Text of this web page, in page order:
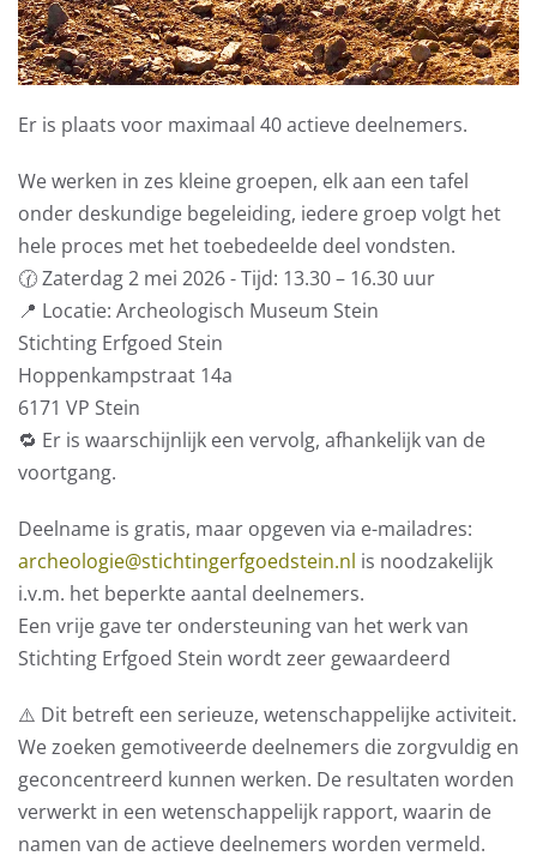
Er is plaats voor maximaal 40 actieve deelnemers.
We werken in zes kleine groepen, elk aan een tafel
onder deskundige begeleiding, iedere groep volgt het
hele proces met het toebedeelde deel vondsten.
🕜 Zaterdag 2 mei 2026 - Tijd: 13.30 – 16.30 uur
📍 Locatie: Archeologisch Museum Stein
Stichting Erfgoed Stein
Hoppenkampstraat 14a
6171 VP Stein
🔁 Er is waarschijnlijk een vervolg, afhankelijk van de
voortgang.
Deelname is gratis, maar opgeven via e-mailadres:
archeologie@stichtingerfgoedstein.nl is noodzakelijk
i.v.m. het beperkte aantal deelnemers.
Een vrije gave ter ondersteuning van het werk van
Stichting Erfgoed Stein wordt zeer gewaardeerd
⚠️ Dit betreft een serieuze, wetenschappelijke activiteit.
We zoeken gemotiveerde deelnemers die zorgvuldig en
geconcentreerd kunnen werken. De resultaten worden
verwerkt in een wetenschappelijk rapport, waarin de
namen van de actieve deelnemers worden vermeld.